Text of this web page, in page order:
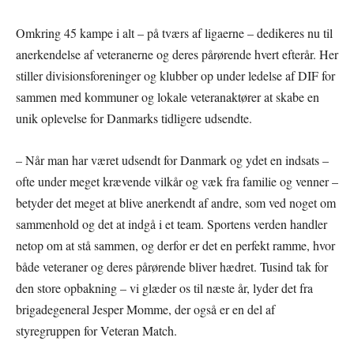
Omkring 45 kampe i alt – på tværs af ligaerne – dedikeres nu til
anerkendelse af veteranerne og deres pårørende hvert efterår. Her
stiller divisionsforeninger og klubber op under ledelse af DIF for
sammen med kommuner og lokale veteranaktører at skabe en
unik oplevelse for Danmarks tidligere udsendte.
– Når man har været udsendt for Danmark og ydet en indsats –
ofte under meget krævende vilkår og væk fra familie og venner –
betyder det meget at blive anerkendt af andre, som ved noget om
sammenhold og det at indgå i et team. Sportens verden handler
netop om at stå sammen, og derfor er det en perfekt ramme, hvor
både veteraner og deres pårørende bliver hædret. Tusind tak for
den store opbakning – vi glæder os til næste år, lyder det fra
brigadegeneral Jesper Momme, der også er en del af
styregruppen for Veteran Match.